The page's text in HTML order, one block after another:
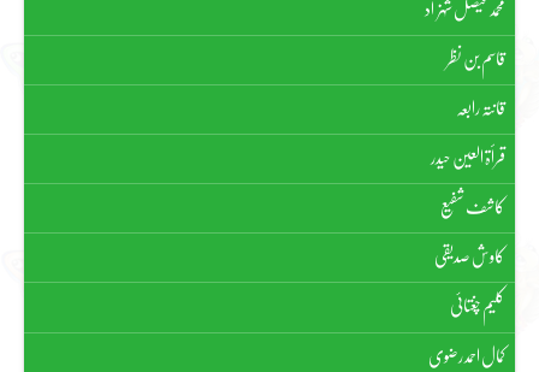
محمد فیصل شہزاد
قاسم بن نظر
قانتہ رابعہ
قرأۃ العین حیدر
کاشف شفیع
کاوش صدیقی
کلیم چغتائی
کمال احمد رضوی